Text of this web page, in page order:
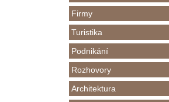
Firmy
Turistika
Podnikání
Rozhovory
Architektura